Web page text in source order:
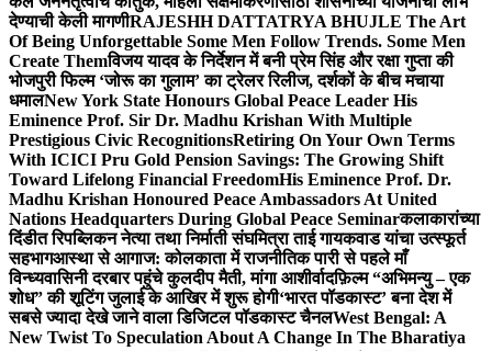
देण्याची केली मागणीRAJESHH DATTATRYA BHUJLE The Art
Of Being Unforgettable Some Men Follow Trends. Some Men
Create Themविजय यादव के निर्देशन में बनी प्रेम सिंह और रक्षा गुप्ता की
भोजपुरी फिल्म ‘जोरू का गुलाम’ का ट्रेलर रिलीज, दर्शकों के बीच मचाया
धमालNew York State Honours Global Peace Leader His
Eminence Prof. Sir Dr. Madhu Krishan With Multiple
Prestigious Civic RecognitionsRetiring On Your Own Terms
With ICICI Pru Gold Pension Savings: The Growing Shift
Toward Lifelong Financial FreedomHis Eminence Prof. Dr.
Madhu Krishan Honoured Peace Ambassadors At United
Nations Headquarters During Global Peace Seminarकलाकारांच्या
दिंडीत रिपब्लिकन नेत्या तथा निर्माती संघमित्रा ताई गायकवाड यांचा उत्स्फूर्त
सहभागआस्था से आगाज: कोलकाता में राजनीतिक पारी से पहले माँ
विन्ध्यवासिनी दरबार पहुंचे कुलदीप मैती, मांगा आशीर्वादफ़िल्म “अभिमन्यु – एक
शोध” की शूटिंग जुलाई के आखिर में शुरू होगी‘भारत पॉडकास्ट’ बना देश में
सबसे ज्यादा देखे जाने वाला डिजिटल पॉडकास्ट चैनलWest Bengal: A
New Twist To Speculation About A Change In The Bharatiya